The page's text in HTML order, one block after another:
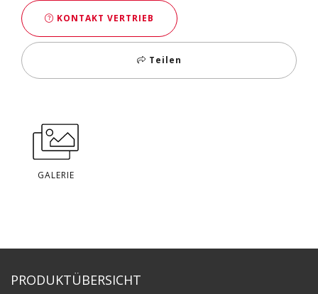
KONTAKT VERTRIEB
Teilen
GALERIE
PRODUKTÜBERSICHT